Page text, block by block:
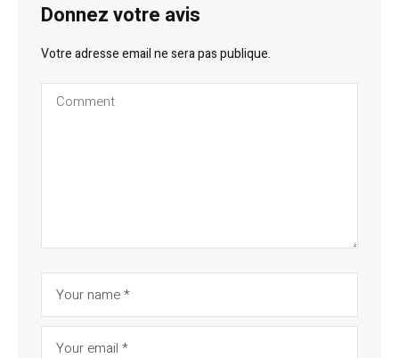
Donnez votre avis
Votre adresse email ne sera pas publique.